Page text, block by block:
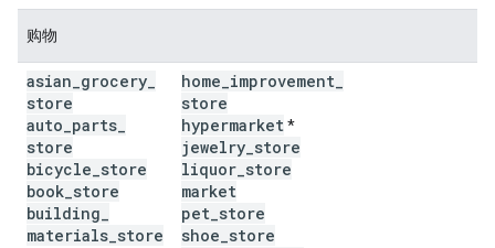
购物
asian grocery
store
auto parts
store
bicycle store
book store
building
materials store
home improvement
store
hypermarket*
jewelry store
liquor store
market
pet store
shoe store